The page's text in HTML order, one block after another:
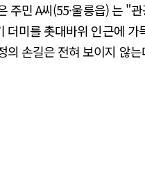
주민 A씨(55·울릉읍) 는 "
미를 촛대바위 인근에
의 손길은 전혀 보이지 않